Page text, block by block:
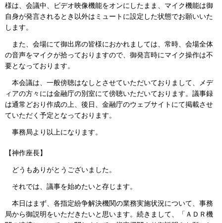
様は、会議中、ビデオ映像機能をオンにしたまま、マイク機能は御
自身が発言されるとき以外はミュートに設定した状態でお願いいた
します。
また、会場にて御出席の皆様におかれましては、常時、会場全体
の音声をマイクが拾っておりますので、御発言時にマイク操作は不
要となっております。
本会議は、一般傍聴はなしとさせていただいておりまして、メデ
ィアの方々には金融庁の別室にて傍聴いただいております。議事録
は通常どおり作成の上、後日、金融庁のウェブサイトにて掲載させ
ていただく予定となっております。
事務局より以上になります。
【神作座長】
どうもありがとうございました。
それでは、議事を始めたいと存じます。
本日はまず、各指定紛争解決機関の業務実施状況について、事務
局から御説明をいただきたいと思います。続きまして、「ＡＤＲ機